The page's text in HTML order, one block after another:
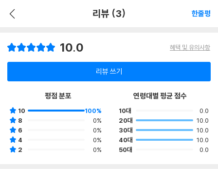
리뷰 (3) 한줄평
10.0 혜택 및 유의사항
리뷰 쓰기
평점 분포
10
100%
8
0%
6
0%
4
0%
2
0%
연령대별 평균 점수
10대
0.0
20대
10.0
30대
10.0
40대
10.0
50대
0.0